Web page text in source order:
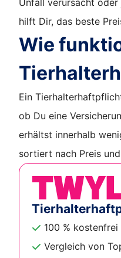
hilft Dir, das beste
Wie
Ein
ob Du eine
erhältst innerhalb
sortiert nach Preis
100 % kostenfrei
Vergleich von